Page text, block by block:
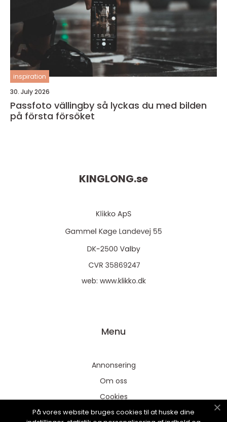
inspiration
30. July 2026
Passfoto vällingby så lyckas du med bilden
på första försöket
KINGLONG.se
web: www.klikko.dk
Menu
Annonsering
Om oss
Cookies
Kontakta oss
På vores website bruges cookies til at huske dine